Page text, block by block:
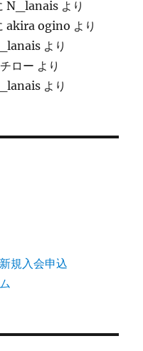
N_lanais より
akira ogino より
より
ロー より
より
規入会申込